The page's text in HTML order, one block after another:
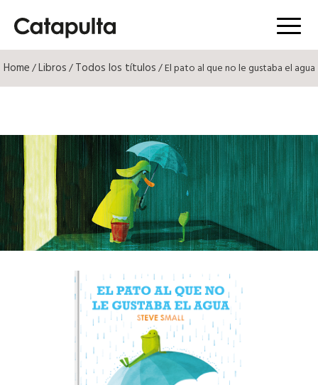
Menú
Home/Libros/Todos los títulos/ El pato al que no le gustaba el agua